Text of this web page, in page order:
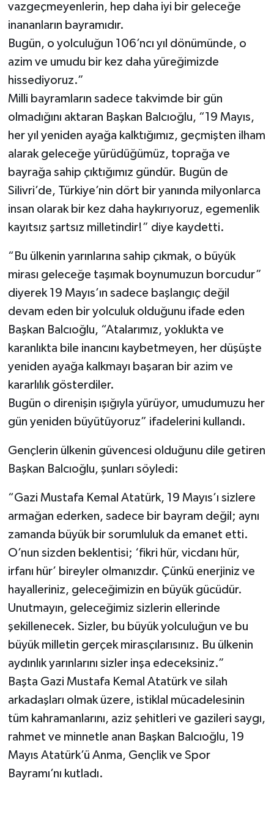
vazgeçmeyenlerin, hep daha iyi bir geleceğe
inananların bayramıdır.
Bugün, o yolculuğun 106’ncı yıl dönümünde, o
azim ve umudu bir kez daha yüreğimizde
hissediyoruz.”
Milli bayramların sadece takvimde bir gün
olmadığını aktaran Başkan Balcıoğlu, “19 Mayıs,
her yıl yeniden ayağa kalktığımız, geçmişten ilham
alarak geleceğe yürüdüğümüz, toprağa ve
bayrağa sahip çıktığımız gündür. Bugün de
Silivri’de, Türkiye’nin dört bir yanında milyonlarca
insan olarak bir kez daha haykırıyoruz, egemenlik
kayıtsız şartsız milletindir!” diye kaydetti.
“Bu ülkenin yarınlarına sahip çıkmak, o büyük
mirası geleceğe taşımak boynumuzun borcudur”
diyerek 19 Mayıs’ın sadece başlangıç değil
devam eden bir yolculuk olduğunu ifade eden
Başkan Balcıoğlu, “Atalarımız, yoklukta ve
karanlıkta bile inancını kaybetmeyen, her düşüşte
yeniden ayağa kalkmayı başaran bir azim ve
kararlılık gösterdiler.
Bugün o direnişin ışığıyla yürüyor, umudumuzu her
gün yeniden büyütüyoruz” ifadelerini kullandı.
Gençlerin ülkenin güvencesi olduğunu dile getiren
Başkan Balcıoğlu, şunları söyledi:
“Gazi Mustafa Kemal Atatürk, 19 Mayıs’ı sizlere
armağan ederken, sadece bir bayram değil; aynı
zamanda büyük bir sorumluluk da emanet etti.
O’nun sizden beklentisi; ‘fikri hür, vicdanı hür,
irfanı hür’ bireyler olmanızdır. Çünkü enerjiniz ve
hayalleriniz, geleceğimizin en büyük gücüdür.
Unutmayın, geleceğimiz sizlerin ellerinde
şekillenecek. Sizler, bu büyük yolculuğun ve bu
büyük milletin gerçek mirasçılarısınız. Bu ülkenin
aydınlık yarınlarını sizler inşa edeceksiniz.”
Başta Gazi Mustafa Kemal Atatürk ve silah
arkadaşları olmak üzere, istiklal mücadelesinin
tüm kahramanlarını, aziz şehitleri ve gazileri saygı,
rahmet ve minnetle anan Başkan Balcıoğlu, 19
Mayıs Atatürk’ü Anma, Gençlik ve Spor
Bayramı’nı kutladı.